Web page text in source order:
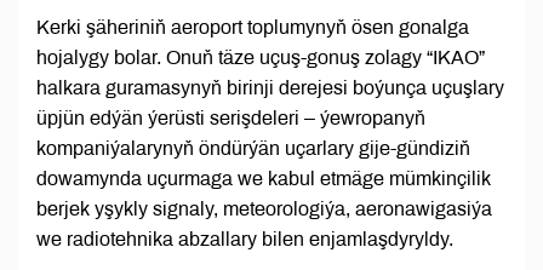
Kerki şäheriniň aeroport toplumynyň ösen gonalga
hojalygy bolar. Onuň täze uçuş-gonuş zolagy “IKAO”
halkara guramasynyň birinji derejesi boýunça uçuşlary
üpjün edýän ýerüsti serişdeleri – ýewropanyň
kompaniýalarynyň öndürýän uçarlary gije-gündiziň
dowamynda uçurmaga we kabul etmäge mümkinçilik
berjek yşykly signaly, meteorologiýa, aeronawigasiýa
we radiotehnika abzallary bilen enjamlaşdyryldy.